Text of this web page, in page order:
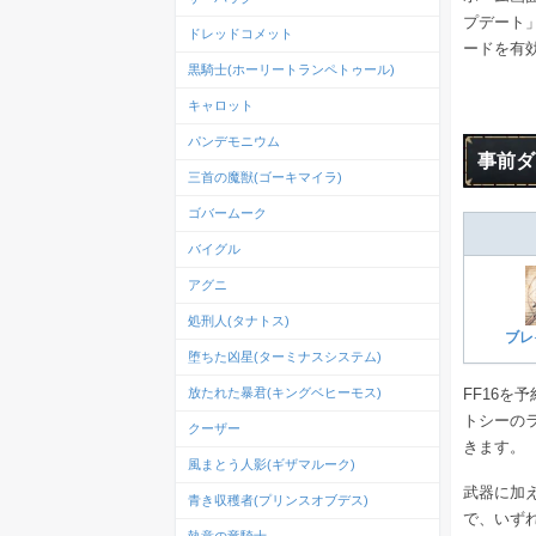
プデート
ードを有
事前
ブ
FF16を
トシーの
きます。
武器に加
で、いず
ドレッドコメット
黒騎士(ホーリートランペトゥール)
キャロット
パンデモニウム
三首の魔獣(ゴーキマイラ)
ゴバームーク
バイグル
アグニ
処刑人(タナトス)
堕ちた凶星(ターミナスシステム)
放たれた暴君(キングベヒーモス)
クーザー
風まとう人影(ギザマルーク)
青き収穫者(プリンスオブデス)